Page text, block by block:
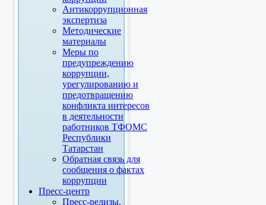
Антикоррупционная
экспертиза
Методические
материалы
Меры по
предупреждению
коррупции,
урегулированию и
предотвращению
конфликта интересов
в деятельности
работников ТФОМС
Республики
Татарстан
Обратная связь для
сообщения о фактах
коррупции
Пресс-центр
Пресс-релизы,